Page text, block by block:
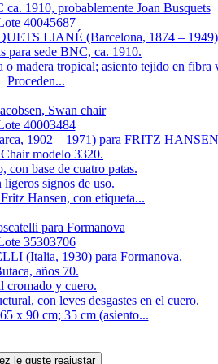
ca. 1910, probablemente Joan Busquets
40045687
I JANÉ (Barcelona, 1874 – 1949)
para sede BNC, ca. 1910.
o madera tropical; asiento tejido en fibra
Proceden...
Swan chair
40003484
1902 – 1971) para FRITZ
modelo 3320.
con base de cuatro patas.
ligeros signos de uso.
Hansen, con etiqueta...
para Formanova
35303706
(Italia, 1930) para Formanova.
años 70.
cromado y cuero.
con leves desgastes en el cuero.
x 90 cm; 35 cm (asiento...